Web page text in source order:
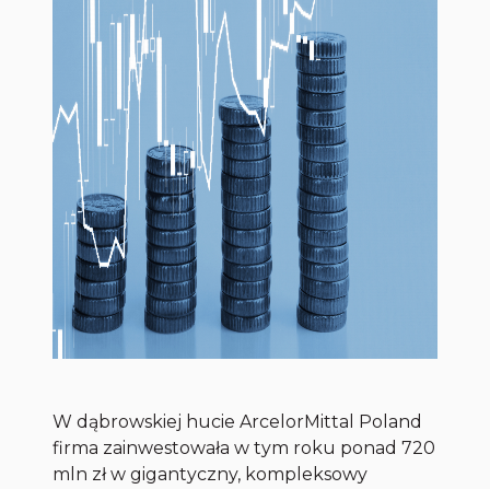
W dąbrowskiej hucie ArcelorMittal Poland
firma zainwestowała w tym roku ponad 720
mln zł w gigantyczny, kompleksowy